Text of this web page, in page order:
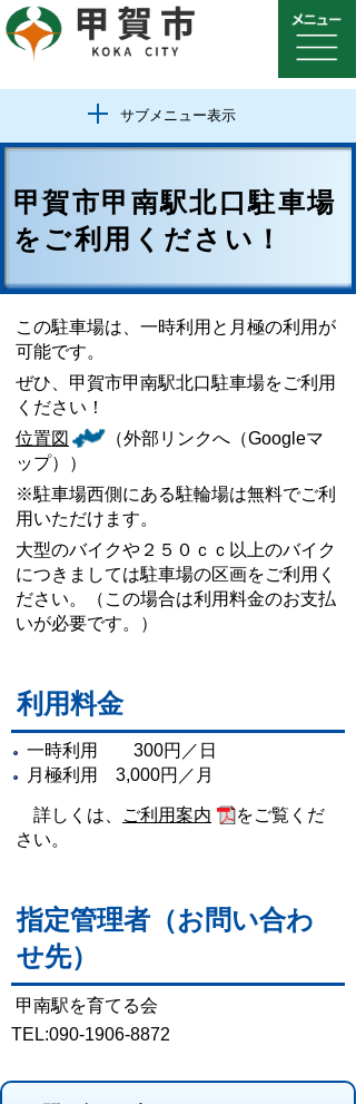
サブメニュー表示
甲賀市甲南駅北口駐車場
をご利用ください！
この駐車場は、一時利用と月極の利用が
可能です。
ぜひ、甲賀市甲南駅北口駐車場をご利用
ください！
位置図
（外部リンクへ（Googleマ
ップ））
※駐車場西側にある駐輪場は無料でご利
用いただけます。
大型のバイクや２５０ｃｃ以上のバイク
につきましては駐車場の区画をご利用く
ださい。（この場合は利用料金のお支払
いが必要です。）
利用料金
一時利用 300円／日
月極利用 3,000円／月
詳しくは、 ご利用案内
をご覧くだ
さい。
指定管理者（お問い合わ
せ先）
甲南駅を育てる会
TEL:090-1906-8872